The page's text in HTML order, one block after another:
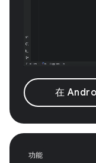
在
功能